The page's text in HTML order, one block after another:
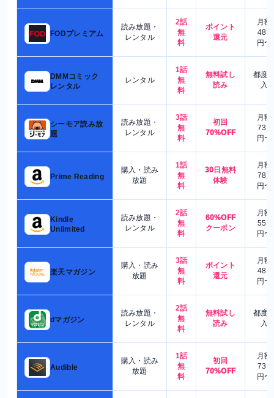
FODプレミアム
読み放題・
レンタル
2話
無
料
ポイント
還元
月額
480
円〜
DMMコミック
レンタル
レンタル
1話
無
料
無料試し
読み
都度
入
シーモア読み放
題
読み放題・
レンタル
3話
無
料
初回
70%OFF
月額
730
円〜
Prime Reading
購入・読み
放題
1話
無
料
30日無料
体験
月額
780
円〜
Kindle
Unlimited
読み放題・
レンタル
2話
無
料
60%OFF
クーポン
月額
550
円〜
楽天マガジン
購入・読み
放題
3話
無
料
ポイント
還元
月額
480
円〜
dマガジン
読み放題・
レンタル
2話
無
料
無料試し
読み
都度
入
Audible
購入・読み
放題
1話
無
料
初回
70%OFF
月額
730
円〜